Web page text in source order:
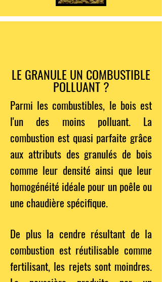
LE GRANULE UN COMBUSTIBLE
POLLUANT ?
Parmi les combustibles, le bois est
l'un des moins polluant. La
combustion est quasi parfaite grâce
aux attributs des granulés de bois
comme leur densité ainsi que leur
homogénéité idéale pour un poêle ou
une chaudière spécifique.
De plus la cendre résultant de la
combustion est réutilisable comme
fertilisant, les rejets sont moindres.